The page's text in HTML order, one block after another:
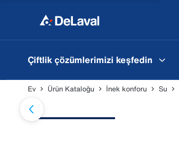
Çiftlik çözümlerimizi keşfedin
Ev Ürün Kataloğu İnek konforu Su